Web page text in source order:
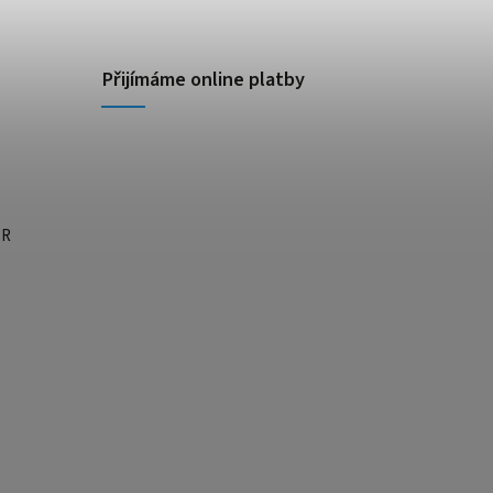
Přijímáme online platby